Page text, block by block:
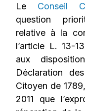
Le Conseil
question
relative à la
l’article L. 13-
aux
Déclaration
Citoyen de
2011 que